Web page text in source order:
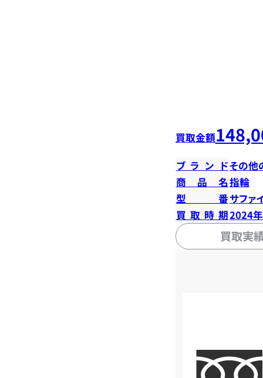
買取金額
ブランドその他
商品名指輪
型番サファ
買取時期2024
買取実